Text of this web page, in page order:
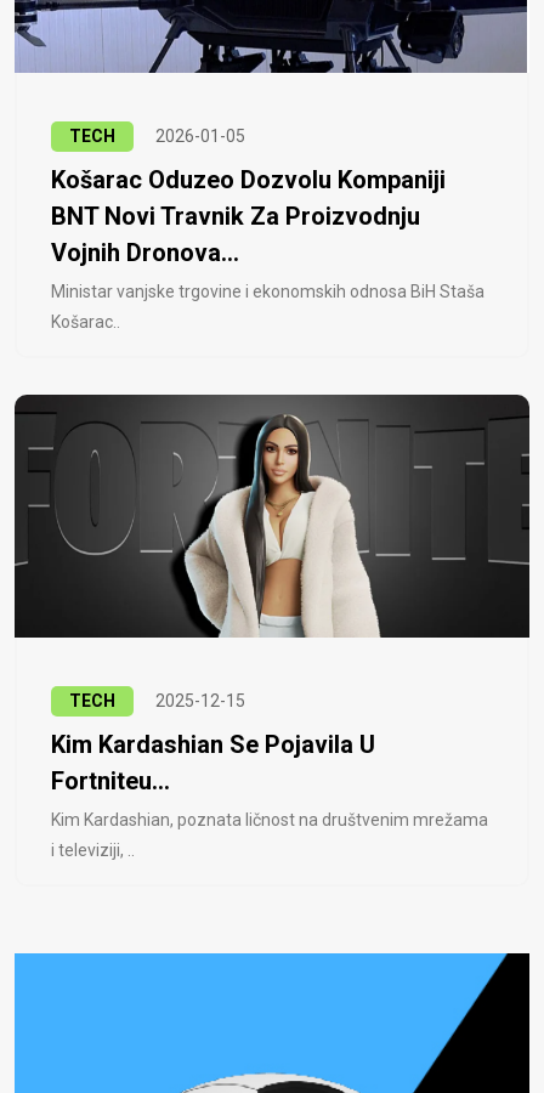
TECH 2026-01-05
Košarac Oduzeo Dozvolu Kompaniji
BNT Novi Travnik Za Proizvodnju
Vojnih Dronova...
Ministar vanjske trgovine i ekonomskih odnosa BiH Staša
Košarac..
TECH 2025-12-15
Kim Kardashian Se Pojavila U
Fortniteu...
Kim Kardashian, poznata ličnost na društvenim mrežama
i televiziji, ..